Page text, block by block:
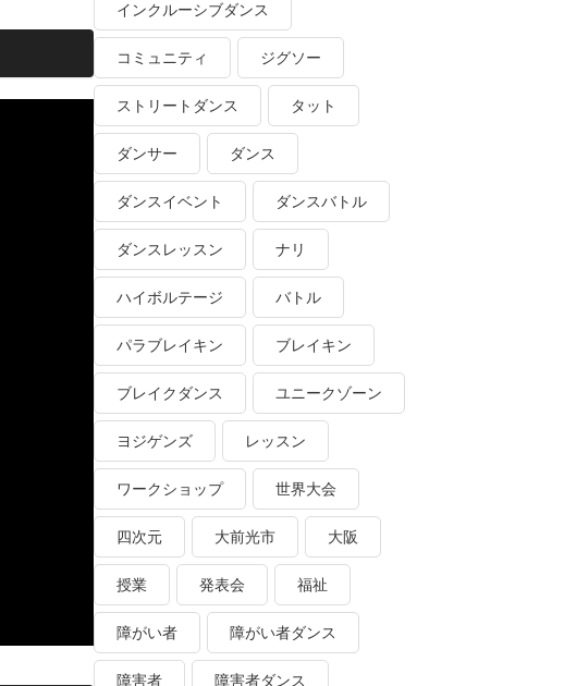
インクルーシブダンス
コミュニティ ジグソー
ストリートダンス タット
ダンサー ダンス
ダンスイベント ダンスバトル
ダンスレッスン ナリ
ハイボルテージ バトル
パラブレイキン ブレイキン
ブレイクダンス ユニークゾーン
ヨジゲンズ レッスン
ワークショップ 世界大会
四次元 大前光市 大阪
授業 発表会 福祉
障がい者 障がい者ダンス
障害者 障害者ダンス